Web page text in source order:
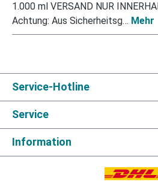
1.000 ml VERSAND NUR
Achtung: Aus Sicherheitsg… Mehr
Service-Hotline
Service
Information